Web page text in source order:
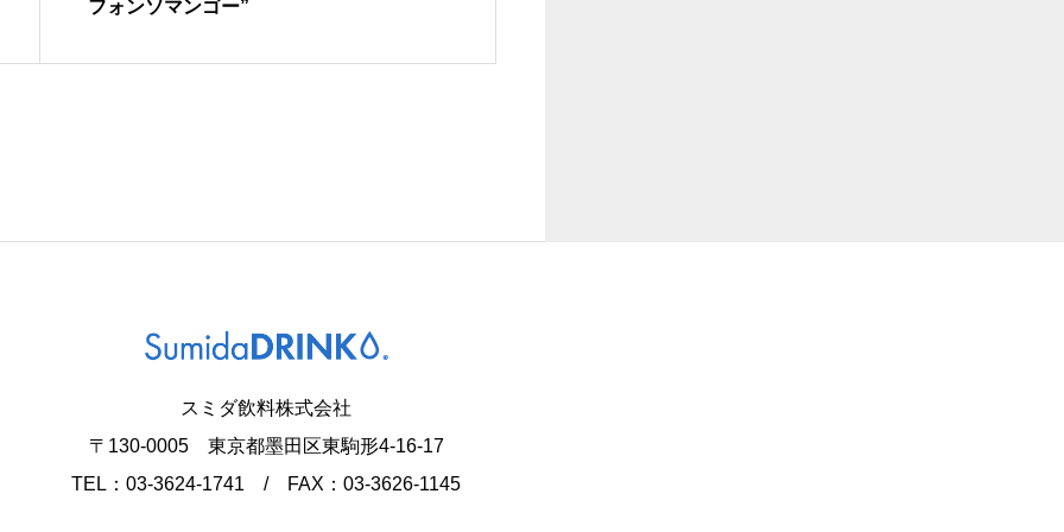
フォンソマンゴー”
スミダ飲料株式会社
〒130-0005 東京都墨田区東駒形4-16-17
TEL：03-3624-1741 / FAX：03-3626-1145